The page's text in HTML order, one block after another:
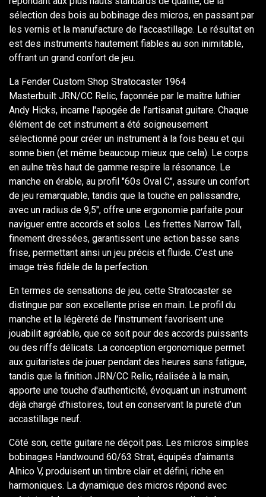
sélection des bois au bobinage des micros, en passant par
les vernis et la manufacture de l'accastillage. Le résultat en
est des instruments hautement fiables au son inimitable,
offrant un grand confort de jeu.
La Fender Custom Shop Stratocaster 1964
Masterbuilt JRN/CC Relic, façonnée par le maître luthier
Andy Hicks, incarne l'apogée de l’artisanat guitare. Chaque
élément de cet instrument a été soigneusement
sélectionné pour créer un instrument à la fois beau et qui
sonne bien (et même beaucoup mieux que cela). Le corps
en aulne très haut de gamme respire la résonance. Le
manche en érable, au profil "60s Oval C", assure un confort
de jeu remarquable, tandis que la touche en palissandre,
avec un radius de 9,5", offre une ergonomie parfaite pour
naviguer entre accords et solos. Les frettes Narrow Tall,
finement dressées, garantissent une action basse sans
frise, permettant ainsi un jeu précis et fluide. C’est une
image très fidèle de la perfection.
En termes de sensations de jeu, cette Stratocaster se
distingue par son excellente prise en main. Le profil du
manche et la légèreté de l'instrument favorisent une
jouabilit agréable, que ce soit pour des accords puissants
ou des riffs délicats. La conception ergonomique permet
aux guitaristes de jouer pendant des heures sans fatigue,
tandis que la finition JRN/CC Relic, réalisée à la main,
apporte une touche d'authenticité, évoquant un instrument
déjà chargé d’histoires, tout en conservant la pureté d’un
accastillage neuf.
Côté son, cette guitare ne déçoit pas. Les micros simples
bobinages Handwound 60/63 Strat, équipés d'aimants
Alnico V, produisent un timbre clair et défini, riche en
harmoniques. La dynamique des micros répond avec